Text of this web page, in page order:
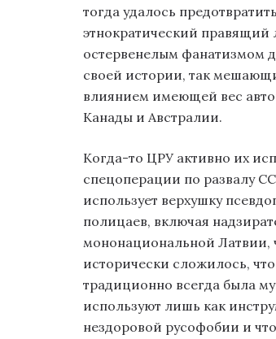
тогда удалось
этнократический
остервенелым фанатизмом
своей истории, так
влиянием имеющей вес
Канады и Австралии.
Когда-то ЦРУ активно их
спецоперации по развалу
использует верхушку
полицаев, включая
мононациональной Латвии,
исторически сложилось,
традиционно всегда была
используют лишь как
нездоровой русофобии и